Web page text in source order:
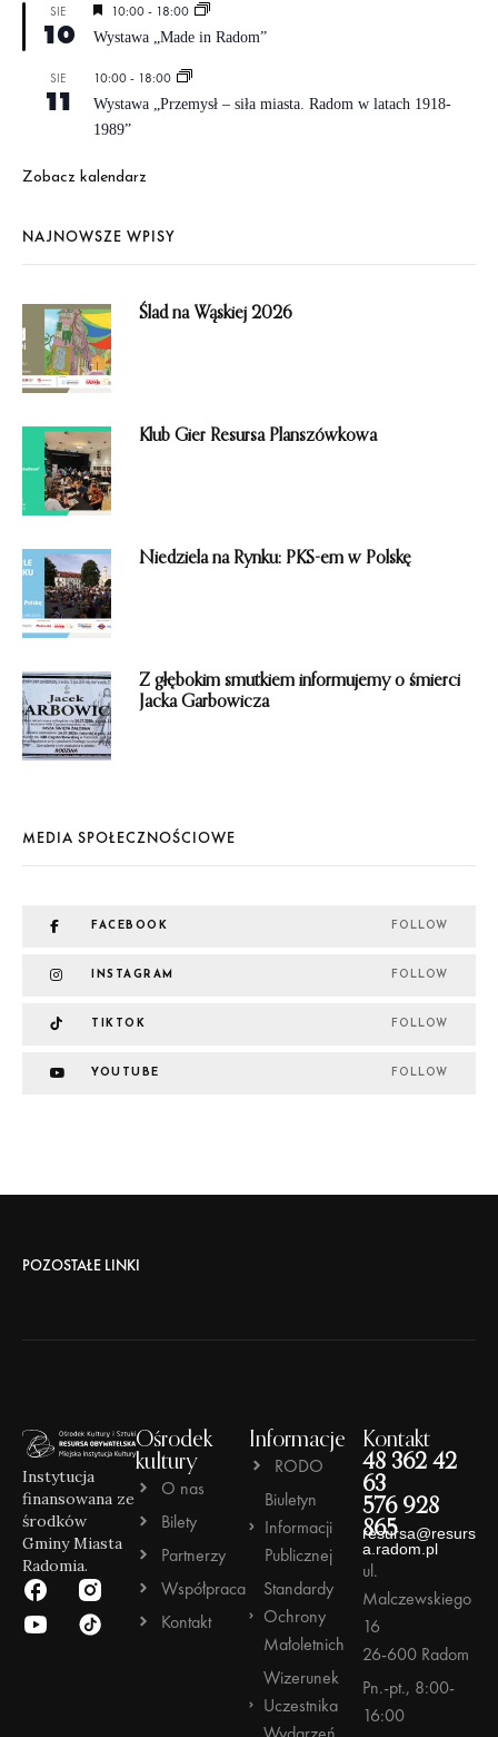
e
SIE
10
W
r
ż
n
o
10:00- 18:00
Wystawa „Made in Radom”
SIE
11
10:00- 18:00
Wystawa „Przemysł – siła miasta. Radom w latach 1918-
1989”
Zobacz kalendarz
NAJNOWSZE WPISY
Ślad na Wąskiej 2026
Klub Gier Resursa Planszówkowa
Niedziela na Rynku: PKS-em w Polskę
Z głębokim smutkiem informujemy o śmierci
Jacka Garbowicza
MEDIA SPOŁECZNOŚCIOWE
FACEBOOK FOLLOW
INSTAGRAM FOLLOW
TIKTOK FOLLOW
YOUTUBE FOLLOW
POZOSTAŁE LINKI
Instytucja
finansowana ze
środków
Gminy Miasta
Radomia.
Ośrodek
kultury
O nas
Bilety
Partnerzy
Współpraca
Kontakt
Informacje
RODO
Biuletyn
Informacji
Publicznej
Standardy
Ochrony
Małoletnich
Wizerunek
Uczestnika
Kontakt
48 362 42
63
576 928
865
resursa@resurs
a.radom.pl
ul.
Malczewskiego
16
26-600 Radom
Pn.-pt., 8:00-
16:00